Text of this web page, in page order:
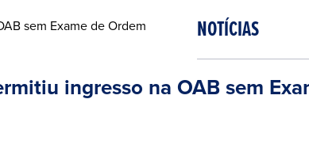
NOTÍCIAS
ingresso na OAB sem